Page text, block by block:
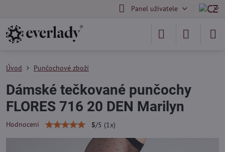
Panel uživatele
Úvod Punčochové zboží
Dámské tečkované punčochy
FLORES 716 20 DEN Marilyn
Hodnocení 5/5 (1 x)